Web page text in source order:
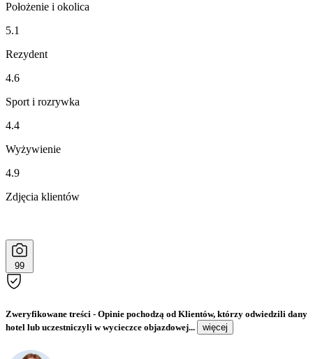
Położenie i okolica
5.1
Rezydent
4.6
Sport i rozrywka
4.4
Wyżywienie
4.9
Zdjęcia klientów
99
Zweryfikowane treści - Opinie pochodzą od Klientów, którzy odwiedzili dany
hotel lub uczestniczyli w wycieczce objazdowej...
więcej